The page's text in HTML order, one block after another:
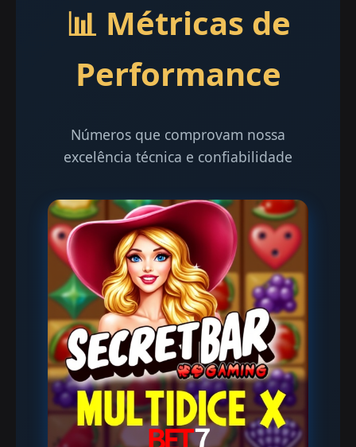
📊 Métricas de
Performance
Números que comprovam nossa
excelência técnica e confiabilidade